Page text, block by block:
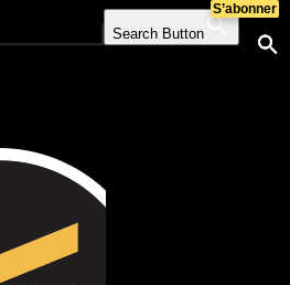
Search Button
S’abonner